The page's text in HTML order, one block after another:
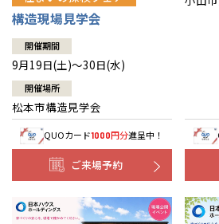
構造現場見学会
開催期間
9月19日(土)～30日(水)
開催場所
松本市構造見学会
QUOカード1000円分進呈中！
ご来場予約